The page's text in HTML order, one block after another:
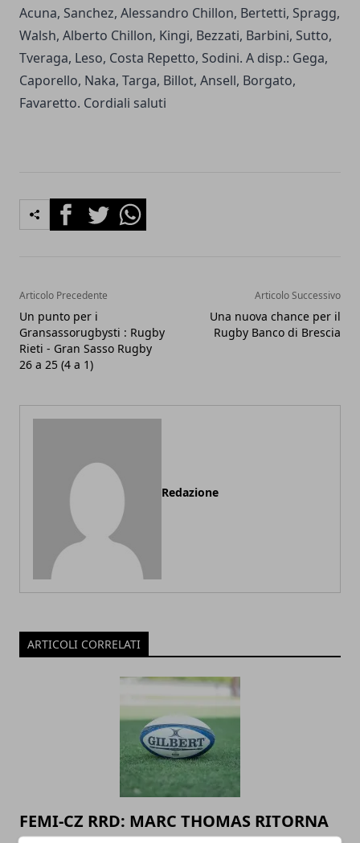
Acuna, Sanchez, Alessandro Chillon, Bertetti, Spragg,
Walsh, Alberto Chillon, Kingi, Bezzati, Barbini, Sutto,
Tveraga, Leso, Costa Repetto, Sodini. A disp.: Gega,
Caporello, Naka, Targa, Billot, Ansell, Borgato,
Favaretto. Cordiali saluti
FacebookTwitterWhatsapp
Articolo Precedente
Un punto per i
Gransassorugbysti : Rugby
Rieti - Gran Sasso Rugby
26 a 25 (4 a 1)
Articolo Successivo
Una nuova chance per il
Rugby Banco di Brescia
Redazione
ARTICOLI CORRELATI
FEMI-CZ RRD: MARC THOMAS RITORNA